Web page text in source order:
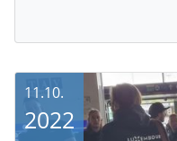
11.10.
2022